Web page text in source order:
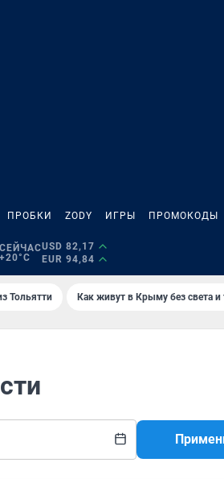
ПРОБКИ ZODY ИГРЫ ПРОМОКОДЫ
СЕЙЧАС
+20°C
USD 82,17
EUR 94,84
Тольятти Как живут в Крыму без света и